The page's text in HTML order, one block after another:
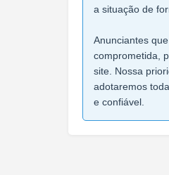
a situação de
Anunciantes
comprometida,
site. Nossa
adotaremos
e confiável.